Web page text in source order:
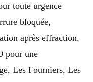
toute urgence
bloquée,
après effraction.
pour une
Les Fourniers, Les